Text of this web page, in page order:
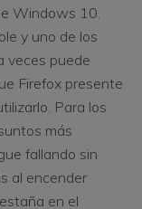
Windows 10.
y uno de los
veces puede
Firefox presente
Para los
más
fallando sin
al encender
en el